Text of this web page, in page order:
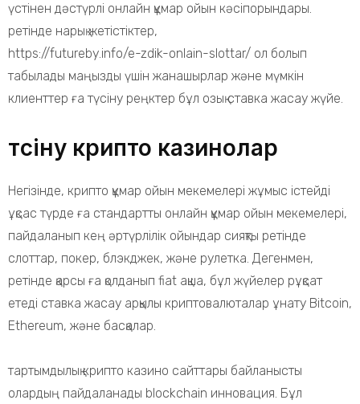
үстінен дәстүрлі онлайн құмар ойын кәсіпорындары.
ретінде нарық жетістіктер,
https://futureby.info/e-zdik-onlain-slottar/ ол болып
табылады маңызды үшін жанашырлар және мүмкін
клиенттер ға түсіну реңктер бұл озық ставка жасау жүйе.
түсіну крипто казинолар
Негізінде, крипто құмар ойын мекемелері жұмыс істейді
ұқсас түрде ға стандартты онлайн құмар ойын мекемелері,
пайдаланып кең әртүрлілік ойындар сияқты ретінде
слоттар, покер, блэкджек, және рулетка. Дегенмен,
ретінде қарсы ға қолданып fiat ақша, бұл жүйелер рұқсат
етеді ставка жасау арқылы криптовалюталар ұнату Bitcoin,
Ethereum, және басқалар.
тартымдылық крипто казино сайттары байланысты
олардың пайдаланады blockchain инновация. Бұл